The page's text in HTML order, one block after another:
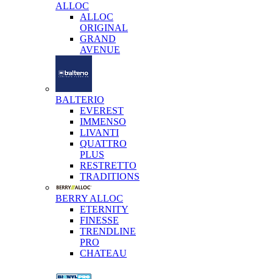
ALLOC
ALLOC
ORIGINAL
GRAND
AVENUE
BALTERIO
EVEREST
IMMENSO
LIVANTI
QUATTRO
PLUS
RESTRETTO
TRADITIONS
BERRY ALLOC
ETERNITY
FINESSE
TRENDLINE
PRO
CHATEAU